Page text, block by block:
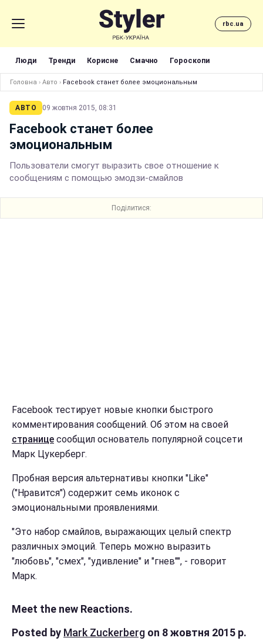
rbc.ua
Люди Тренди Корисне Смачно Гороскопи
Головна › Авто › Facebook станет более эмоциональным
АВТО 09 жовтня 2015, 08:31
Facebook станет более
эмоциональным
Пользователи смогут выразить свое отношение к
сообщениям с помощью эмодзи-смайлов
Поділитися:
Facebook тестирует новые кнопки быстрого
комментирования сообщений. Об этом на своей
странице сообщил основатель популярной соцсети
Марк Цукерберг.
Пробная версия альтернативы кнопки "Like"
("Нравится") содержит семь иконок с
эмоциональными проявлениями.
"Это набор смайлов, выражающих целый спектр
различных эмоций. Теперь можно выразить
"любовь", "смех", "удивление" и "гнев"", - говорит
Марк.
Meet the new Reactions.
Posted by Mark Zuckerberg on 8 жовтня 2015 р.